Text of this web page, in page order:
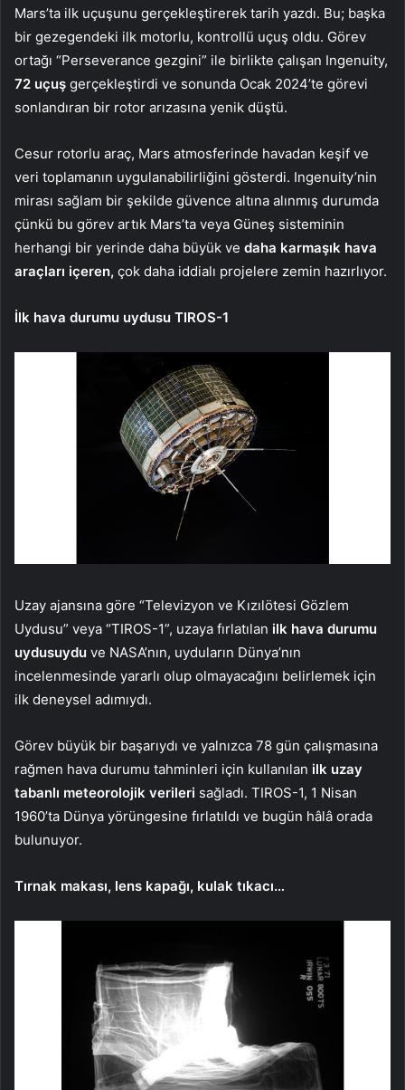
Mars’ta ilk uçuşunu gerçekleştirerek tarih yazdı. Bu; başka
bir gezegendeki ilk motorlu, kontrollü uçuş oldu. Görev
ortağı “Perseverance gezgini” ile birlikte çalışan Ingenuity,
72 uçuş gerçekleştirdi ve sonunda Ocak 2024’te görevi
sonlandıran bir rotor arızasına yenik düştü.
Cesur rotorlu araç, Mars atmosferinde havadan keşif ve
veri toplamanın uygulanabilirliğini gösterdi. Ingenuity’nin
mirası sağlam bir şekilde güvence altına alınmış durumda
çünkü bu görev artık Mars’ta veya Güneş sisteminin
herhangi bir yerinde daha büyük ve daha karmaşık hava
araçları içeren, çok daha iddialı projelere zemin hazırlıyor.
İlk hava durumu uydusu TIROS-1
Uzay ajansına göre “Televizyon ve Kızılötesi Gözlem
Uydusu” veya “TIROS-1”, uzaya fırlatılan ilk hava durumu
uydusuydu ve NASA’nın, uyduların Dünya’nın
incelenmesinde yararlı olup olmayacağını belirlemek için
ilk deneysel adımıydı.
Görev büyük bir başarıydı ve yalnızca 78 gün çalışmasına
rağmen hava durumu tahminleri için kullanılan ilk uzay
tabanlı meteorolojik verileri sağladı. TIROS-1, 1 Nisan
1960’ta Dünya yörüngesine fırlatıldı ve bugün hâlâ orada
bulunuyor.
Tırnak makası, lens kapağı, kulak tıkacı…